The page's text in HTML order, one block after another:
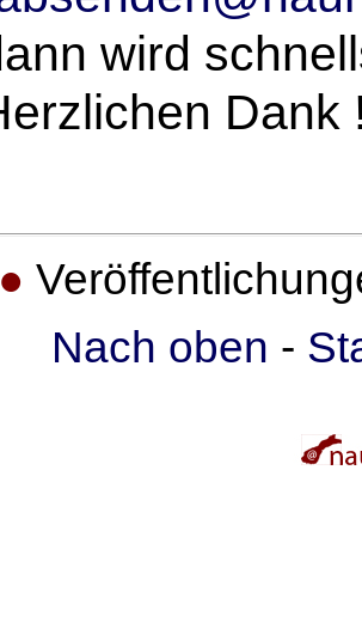
wird
Dank
●
Nach oben -